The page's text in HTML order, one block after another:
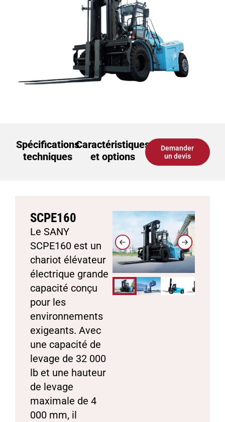
Spécifications
techniques
Caractéristiques
et options
Demander
un devis
SCPE160
Le SANY
SCPE160 est un
chariot élévateur
électrique grande
capacité conçu
pour les
environnements
exigeants. Avec
une capacité de
levage de 32 000
lb et une hauteur
de levage
maximale de 4
000 mm, il